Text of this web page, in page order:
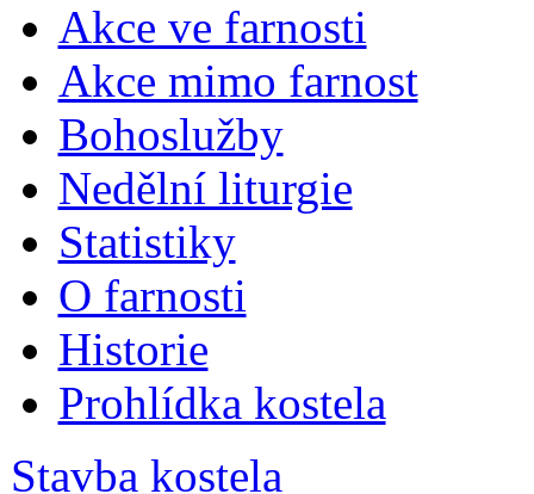
Akce ve farnosti
Akce mimo farnost
Bohoslužby
Nedělní liturgie
Statistiky
O farnosti
Historie
Prohlídka kostela
Stavba kostela